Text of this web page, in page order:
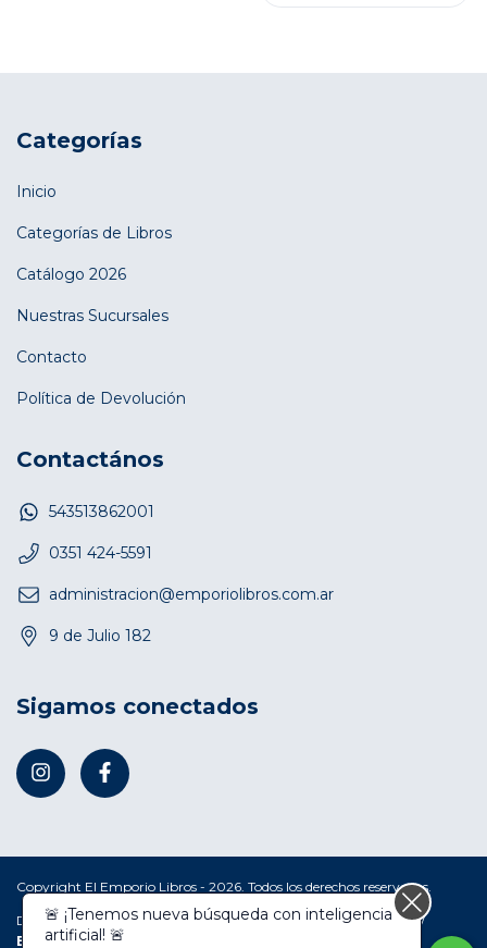
Categorías
Inicio
Categorías de Libros
Catálogo 2026
Nuestras Sucursales
Contacto
Política de Devolución
Contactános
543513862001
0351 424-5591
administracion@emporiolibros.com.ar
9 de Julio 182
Sigamos conectados
Copyright El Emporio Libros - 2026. Todos los derechos reservados.
Defensa de las y los consumidores. Para reclamos ingresá acá. /
Botón de arrepentimiento
🚨 ¡Tenemos nueva búsqueda con inteligencia
artificial! 🚨